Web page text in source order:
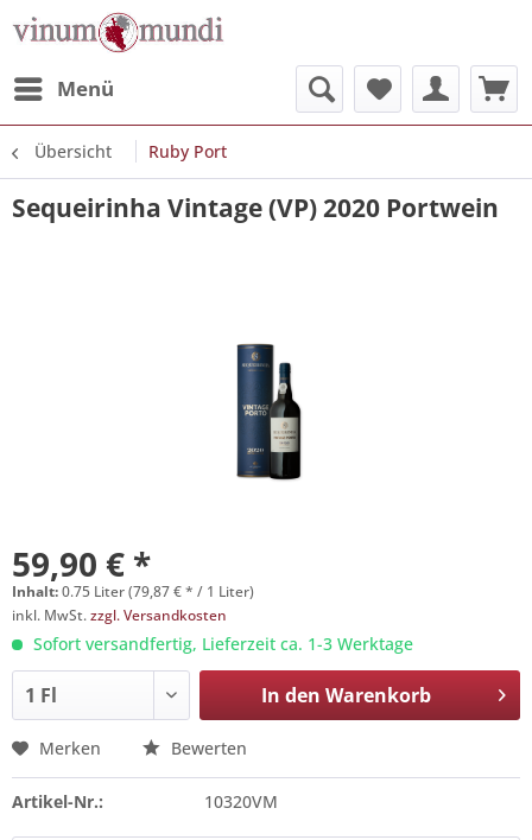
Menü
Übersicht Ruby Port
Sequeirinha Vintage (VP) 2020 Portwein
59,90 € *
Inhalt:0.75 Liter (79,87 € * / 1 Liter)
inkl. MwSt.zzgl. Versandkosten
Sofort versandfertig, Lieferzeit ca. 1-3 Werktage
In den Warenkorb
Merken Bewerten
Artikel-Nr.: 10320VM